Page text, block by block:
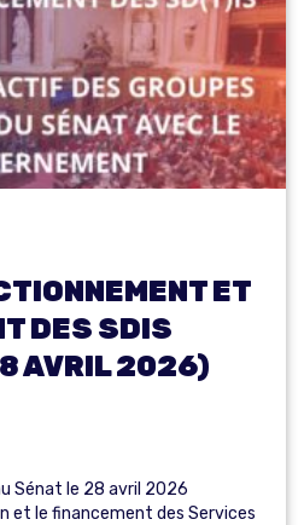
ET
DES SDIS
AVRIL 2026)
Sénat le 28 avril 2026
et le financement des Services